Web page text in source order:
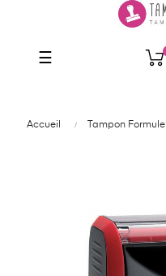
Basculer
☰
Accueil Tampon Formule